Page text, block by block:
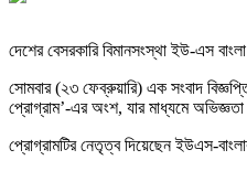
দেশের বেসরকারি বিমানসংস্থা ইউ-এস
সোমবার (২৩ ফেব্রুয়ারি) এক সংবাদ
প্রোগ্রাম’-এর অংশ, যার মাধ্যমে
প্রোগ্রামটির নেতৃত্ব দিয়েছেন ইউএস-